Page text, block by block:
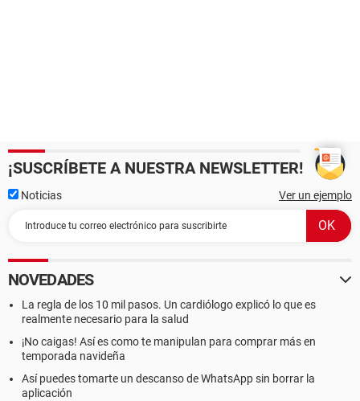
¡SUSCRÍBETE A NUESTRA NEWSLETTER!
Noticias Ver un ejemplo
NOVEDADES
La regla de los 10 mil pasos. Un cardiólogo explicó lo que es
realmente necesario para la salud
¡No caigas! Así es como te manipulan para comprar más en
temporada navideña
Así puedes tomarte un descanso de WhatsApp sin borrar la
aplicación